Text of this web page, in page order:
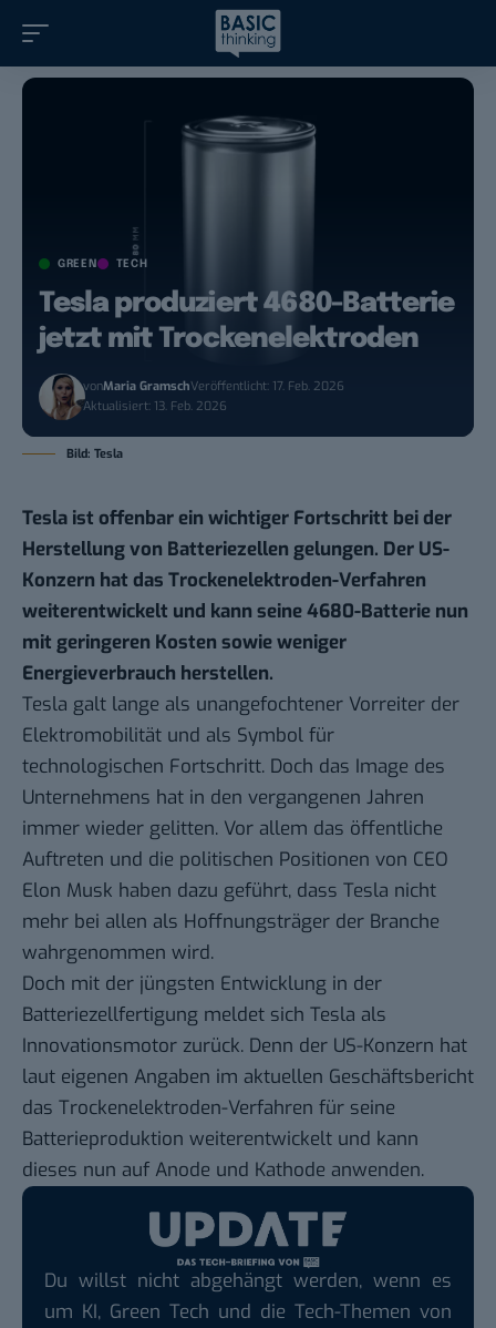
GREEN TECH
Tesla produziert 4680-Batterie
jetzt mit Trockenelektroden
vonMaria GramschVeröffentlicht: 17. Feb. 2026
Aktualisiert: 13. Feb. 2026
Bild: Tesla
Tesla ist offenbar ein wichtiger Fortschritt bei der
Herstellung von Batteriezellen gelungen. Der US-
Konzern hat das Trockenelektroden-Verfahren
weiterentwickelt und kann seine 4680-Batterie nun
mit geringeren Kosten sowie weniger
Energieverbrauch herstellen.
Tesla galt lange als unangefochtener Vorreiter der
Elektromobilität und als Symbol für
technologischen Fortschritt. Doch das Image des
Unternehmens hat in den vergangenen Jahren
immer wieder gelitten. Vor allem das öffentliche
Auftreten und die politischen Positionen von CEO
Elon Musk haben dazu geführt, dass Tesla nicht
mehr bei allen als Hoffnungsträger der Branche
wahrgenommen wird.
Doch mit der jüngsten Entwicklung in der
Batteriezellfertigung meldet sich Tesla als
Innovationsmotor zurück. Denn der US-Konzern hat
laut eigenen Angaben im aktuellen Geschäftsbericht
das Trockenelektroden-Verfahren für seine
Batterieproduktion weiterentwickelt und kann
dieses nun auf Anode und Kathode anwenden.
Du willst nicht abgehängt werden, wenn es
um KI, Green Tech und die Tech-Themen von